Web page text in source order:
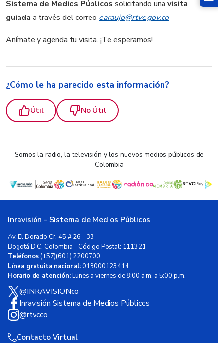
Sistema de Medios Públicos solicitando una visita
guiada a través del correo earaujo@rtvc.gov.co
Anímate y agenda tu visita. ¡Te esperamos!
¿Cómo le ha parecido esta información?
Útil No Útil
Somos la radio, la televisión y los nuevos medios públicos de
Colombia
Inravisión - Sistema de Medios Públicos
Av. El Dorado Cr. 45 # 26 - 33
Bogotá D.C, Colombia - Código Postal: 111321
Teléfonos(+57)(601) 2200700
Línea gratuita nacional:018000123414
Horario de atención:Lunes a viernes de 8:00 a.m. a 5:00 p.m.
@INRAVISIONco
Inravisión Sistema de Medios Públicos
@rtvcco
Contacto Virtual